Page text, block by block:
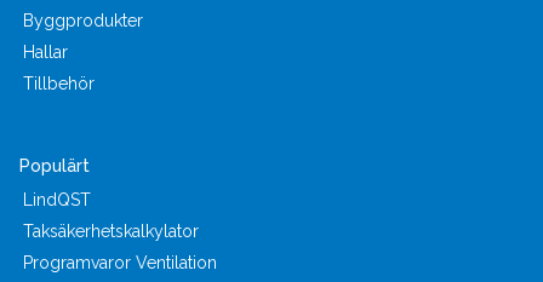
Byggprodukter
Hallar
Tillbehör
Populärt
LindQST
Taksäkerhetskalkylator
Programvaror Ventilation